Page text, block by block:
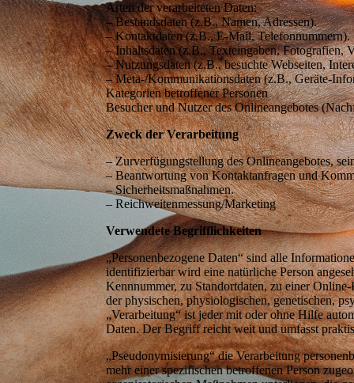
Arten der verarbeiteten Daten:
– Bestandsdaten (z.B., Namen, Adressen).
– Kontaktdaten (z.B., E-Mail, Telefonnummern).
– Inhaltsdaten (z.B., Texteingaben, Fotografien,
– Nutzungsdaten (z.B., besuchte Webseiten,
– Meta-/Kommunikationsdaten (z.B., Geräte-
Kategorien betroffener Personen
Besucher und Nutzer des Onlineangebotes
Zweck der Verarbeitung
– Zurverfügungstellung des Onlineangebotes,
– Beantwortung von Kontaktanfragen und
– Sicherheitsmaßnahmen.
– Reichweitenmessung/Marketing
Verwendete Begrifflichkeiten
„Personenbezogene Daten“ sind alle
identifizierbar wird eine natürliche Person
Kennnummer, zu Standortdaten, zu einer
der physischen, physiologischen, genetischen,
„Verarbeitung“ ist jeder mit oder ohne Hilfe
Daten. Der Begriff reicht weit und umfasst
„Pseudonymisierung“ die Verarbeitung
mehr einer spezifischen betroffenen Person